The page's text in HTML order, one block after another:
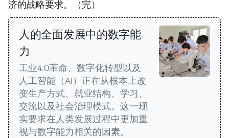
济的战略要求。（完）
人的全面发展中的数字能
力
工业4.0革命、数字化转型以及
人工智能（AI）正在从根本上改
变生产方式、就业结构、学习、
交流以及社会治理模式。这一现
实要求在人类发展过程中更加重
视与数字能力相关的因素。